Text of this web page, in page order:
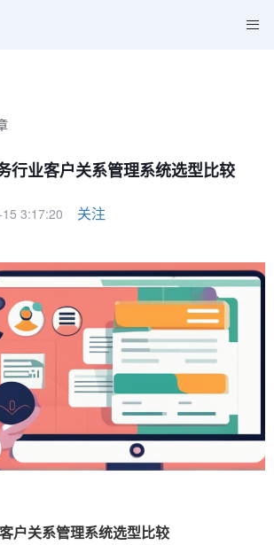
行业客户关系管理系统选型比较
3:17:20 关注
户关系管理系统选型比较